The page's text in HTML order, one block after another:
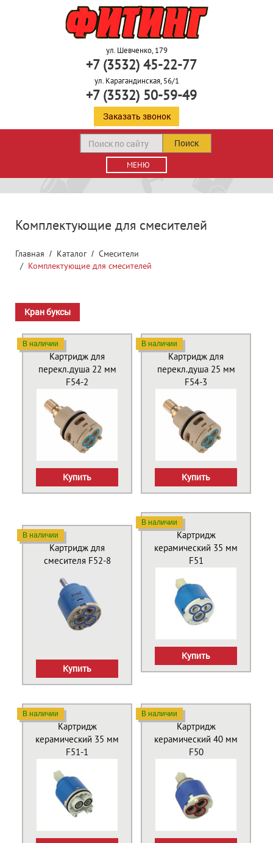
ул. Шевченко, 179
+7 (3532) 45-22-77
ул. Карагандинская, 56/1
+7 (3532) 50-59-49
Заказать звонок
МЕНЮ
Поиск
Комплектующие для смесителей
Главная Каталог
Смесители
Комплектующие для смесителей
Кран буксы
Картридж для
перекл.душа 22 мм
F54-2
В наличии
Купить
Картридж для
перекл.душа 25 мм
F54-3
В наличии
Купить
Картридж для
смесителя F52-8
В наличии
Купить
Картридж
керамический 35 мм
F51
В наличии
Купить
Картридж
керамический 35 мм
F51-1
В наличии
Картридж
керамический 40 мм
F50
В наличии